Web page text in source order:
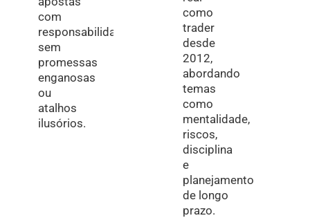
com
responsabilidade,
sem
promessas
enganosas
ou
atalhos
ilusórios.
como
trader
desde
2012,
abordando
temas
como
mentalidade,
riscos,
disciplina
e
planejamento
de longo
prazo.